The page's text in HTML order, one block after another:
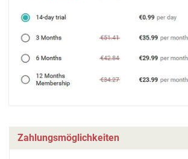
Zahlungsmöglichkeiten